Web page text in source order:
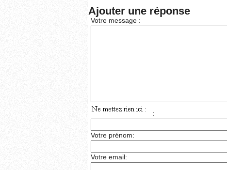
Ajouter une réponse
Votre message :
:
Votre prénom:
Votre email: